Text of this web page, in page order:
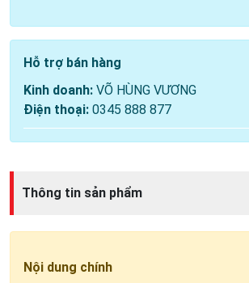
Hỗ trợ bán hàng
Kinh doanh: VÕ HÙNG VƯƠNG
Điện thoại: 0345 888 877
Thông tin sản phẩm
Nội dung chính